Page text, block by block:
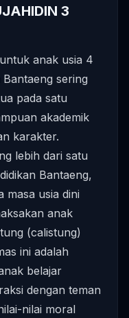
3
anak usia 4
sering
pada satu
akademik
karakter.
lebih dari satu
Bantaeng,
masa usia dini
anak
(calistung)
ini adalah
belajar
dengan teman
nilai moral